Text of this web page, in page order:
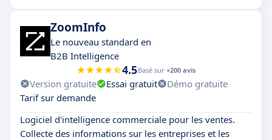
ZoomInfo
Le nouveau standard en
B2B Intelligence
4.5Basé sur +200 avis
Version gratuite Essai gratuit
Démo gratuite
Tarif sur demande
Logiciel d'intelligence commerciale pour les ventes.
Collecte des informations sur les entreprises et les